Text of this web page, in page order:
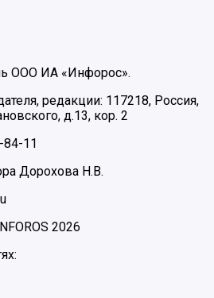
ООО ИА «Инфорос».
редакции: 117218, Россия,
д.13, кор. 2
84-11
Дорохова Н.В.
2026